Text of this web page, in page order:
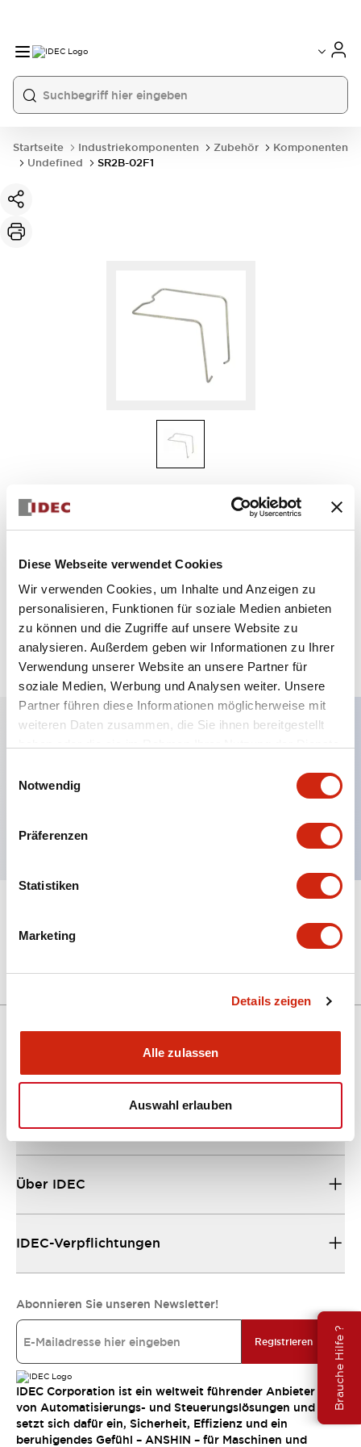
Diese Webseite verwendet Cookies
Wir verwenden Cookies, um Inhalte und Anzeigen zu
personalisieren, Funktionen für soziale Medien anbieten
zu können und die Zugriffe auf unsere Website zu
analysieren. Außerdem geben wir Informationen zu Ihrer
Verwendung unserer Website an unsere Partner für
soziale Medien, Werbung und Analysen weiter. Unsere
Partner führen diese Informationen möglicherweise mit
weiteren Daten zusammen, die Sie ihnen bereitgestellt
Notwendig
Präferenzen
Statistiken
Marketing
Details zeigen
Alle zulassen
Auswahl erlauben
Brauche Hilfe ?
Startseite Industriekomponenten Zubehör
Komponenten
Undefined
SR2B-02F1
SR2B-02F1
Menge auswählen
zum Zitat hinzufügen
Hauptmerkmale
Zugfeder für Pullover, für RR2P DIN-
Alle erweitern+
Ressourcen und Dokumente
Über IDEC
IDEC-Verpflichtungen
Abonnieren Sie unseren Newsletter!
Registrieren
IDEC Corporation ist ein weltweit führender Anbieter
von Automatisierungs- und Steuerungslösungen und
setzt sich dafür ein, Sicherheit, Effizienz und ein
beruhigendes Gefühl – ANSHIN – für Maschinen und